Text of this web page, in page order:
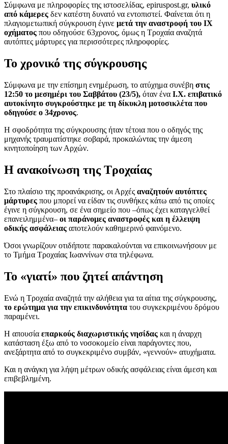
Σύμφωνα με πληροφορίες της ιστοσελίδας, epiruspost.gr, υλικό
από κάμερες δεν κατέστη δυνατό να εντοπιστεί. Φαίνεται ότι η
πλαγιομετωπική σύγκρουση έγινε μετά την αναστροφή του ΙΧ
οχήματος που οδηγούσε 63χρονος, όμως η Τροχαία αναζητά
αυτόπτες μάρτυρες για περισσότερες πληροφορίες.
Το χρονικό της σύγκρουσης
Σύμφωνα με την επίσημη ενημέρωση, το ατύχημα συνέβη στις
12:50 το μεσημέρι του Σαββάτου (23/5), όταν ένα Ι.Χ. επιβατικό
αυτοκίνητο συγκρούστηκε με τη δίκυκλη μοτοσικλέτα που
οδηγούσε ο 34χρονος.
Η σφοδρότητα της σύγκρουσης ήταν τέτοια που ο οδηγός της
μηχανής τραυματίστηκε σοβαρά, προκαλώντας την άμεση
κινητοποίηση των Αρχών.
Η ανακοίνωση της Τροχαίας
Στο πλαίσιο της προανάκρισης, οι Αρχές αναζητούν αυτόπτες
μάρτυρες που μπορεί να είδαν τις συνθήκες κάτω από τις οποίες
έγινε η σύγκρουση, σε ένα σημείο που –όπως έχει καταγγελθεί
επανειλημμένα– οι παράνομες αναστροφές και η έλλειψη
οδικής ασφάλειας αποτελούν καθημερινό φαινόμενο.
Όσοι γνωρίζουν οτιδήποτε παρακαλούνται να επικοινωνήσουν με
το Τμήμα Τροχαίας Ιωαννίνων στα τηλέφωνα.
Το «γιατί» που ζητεί απάντηση
Ενώ η Τροχαία αναζητά την αλήθεια για τα αίτια της σύγκρουσης,
το ερώτημα για την επικινδυνότητα του συγκεκριμένου δρόμου
παραμένει.
Η απουσία επαρκούς διαχωριστικής νησίδας και η άναρχη
κατάσταση έξω από το νοσοκομείο είναι παράγοντες που,
ανεξάρτητα από το συγκεκριμένο συμβάν, «γεννούν» ατυχήματα.
Και η ανάγκη για λήψη μέτρων οδικής ασφάλειας είναι άμεση και
επιβεβλημένη.